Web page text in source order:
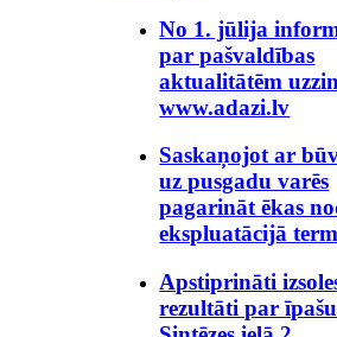
No 1. jūlija
par pašvaldības
aktualitātēm
www.adazi.lv
Saskaņojot ar
uz pusgadu varēs
pagarināt ēkas
ekspluatācijā
Apstiprināti
rezultāti par